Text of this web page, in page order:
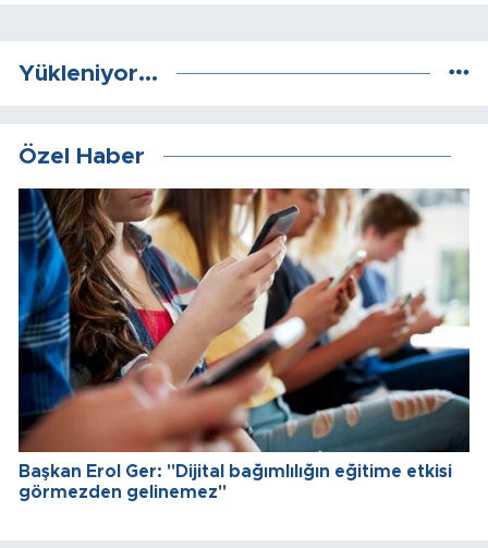
Yükleniyor...
Özel Haber
Başkan Erol Ger: "Dijital bağımlılığın eğitime etkisi
görmezden gelinemez"